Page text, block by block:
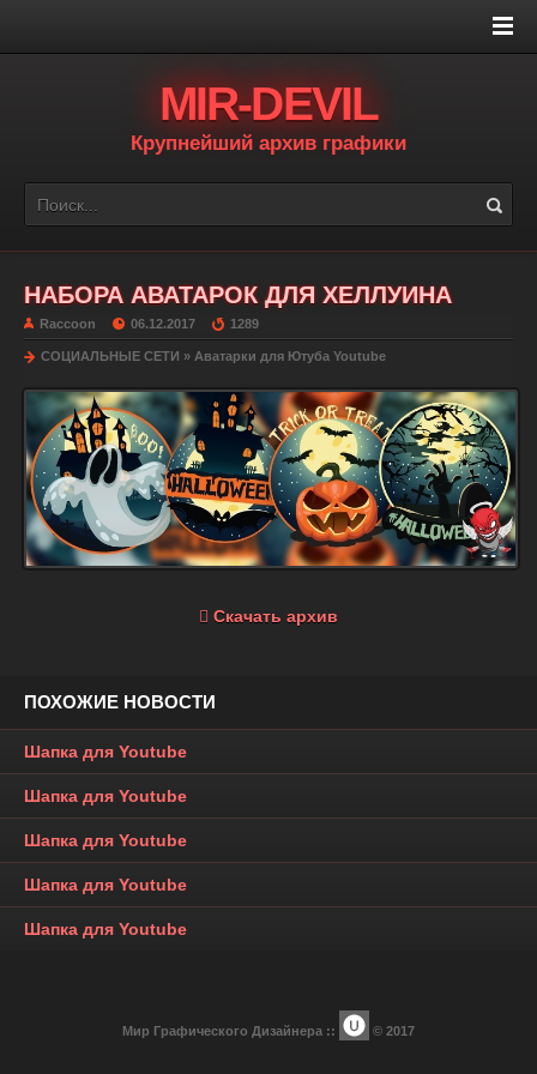
MIR-DEVIL
Крупнейший архив графики
НАБОРА АВАТАРОК ДЛЯ ХЕЛЛУИНА
Raccoon 06.12.2017 1289
СОЦИАЛЬНЫЕ СЕТИ » Аватарки для Ютуба Youtube
Скачать архив
ПОХОЖИЕ НОВОСТИ
Шапка для Youtube
Шапка для Youtube
Шапка для Youtube
Шапка для Youtube
Шапка для Youtube
Мир Графического Дизайнера :: © 2017